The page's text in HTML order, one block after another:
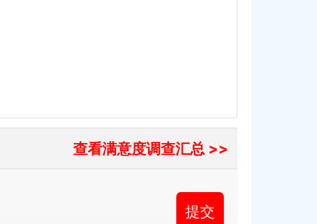
查看满意度调查汇总 >>